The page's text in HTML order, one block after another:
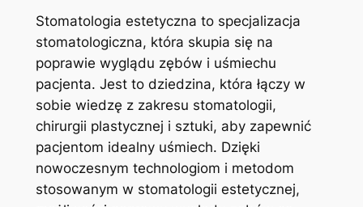
Stomatologia estetyczna to specjalizacja
stomatologiczna, która ​skupia się‌ na
poprawie wyglądu zębów i uśmiechu
pacjenta. Jest to‌ dziedzina, która łączy w⁢
sobie wiedzę z zakresu stomatologii,
chirurgii plastycznej⁣ i‍ sztuki,⁤ aby zapewnić ​
pacjentom⁢ idealny uśmiech. ⁣Dzięki
⁤nowoczesnym technologiom ⁢i ‌metodom
stosowanym​ w ⁤stomatologii estetycznej,‍